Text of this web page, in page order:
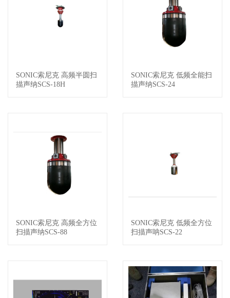
查看详情
SONIC索尼克 高频半圆扫
描声纳SCS-18H
查看详情
SONIC索尼克 低频全能扫
描声纳SCS-24
查看详情
SONIC索尼克 高频全方位
扫描声纳SCS-88
查看详情
SONIC索尼克 低频全方位
扫描声呐SCS-22